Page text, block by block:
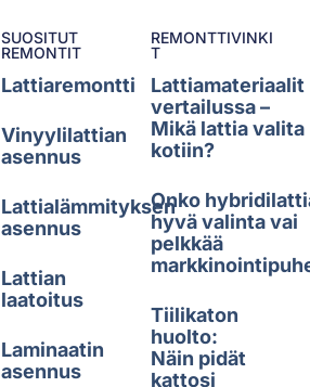
SUOSITUT
REMONTIT
Lattiaremontti
Vinyylilattian
asennus
Lattialämmityksen
asennus
Lattian
laatoitus
Laminaatin
asennus
REMONTTIVINKI
T
Lattiamateriaalit
vertailussa –
Mikä lattia valita
kotiin?
Onko
hyvä valinta vai
pelkkää
Tiilikaton
huolto:
Näin pidät
kattosi